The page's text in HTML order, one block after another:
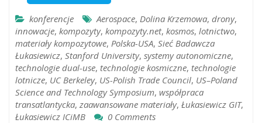
konferencje Aerospace, Dolina Krzemowa, drony,
innowacje, kompozyty, kompozyty.net, kosmos, lotnictwo,
materiały kompozytowe, Polska-USA, Sieć Badawcza
Łukasiewicz, Stanford University, systemy autonomiczne,
technologie dual-use, technologie kosmiczne, technologie
lotnicze, UC Berkeley, US-Polish Trade Council, US–Poland
Science and Technology Symposium, współpraca
transatlantycka, zaawansowane materiały, Łukasiewicz GIT,
Łukasiewicz ICiMB
0 Comments